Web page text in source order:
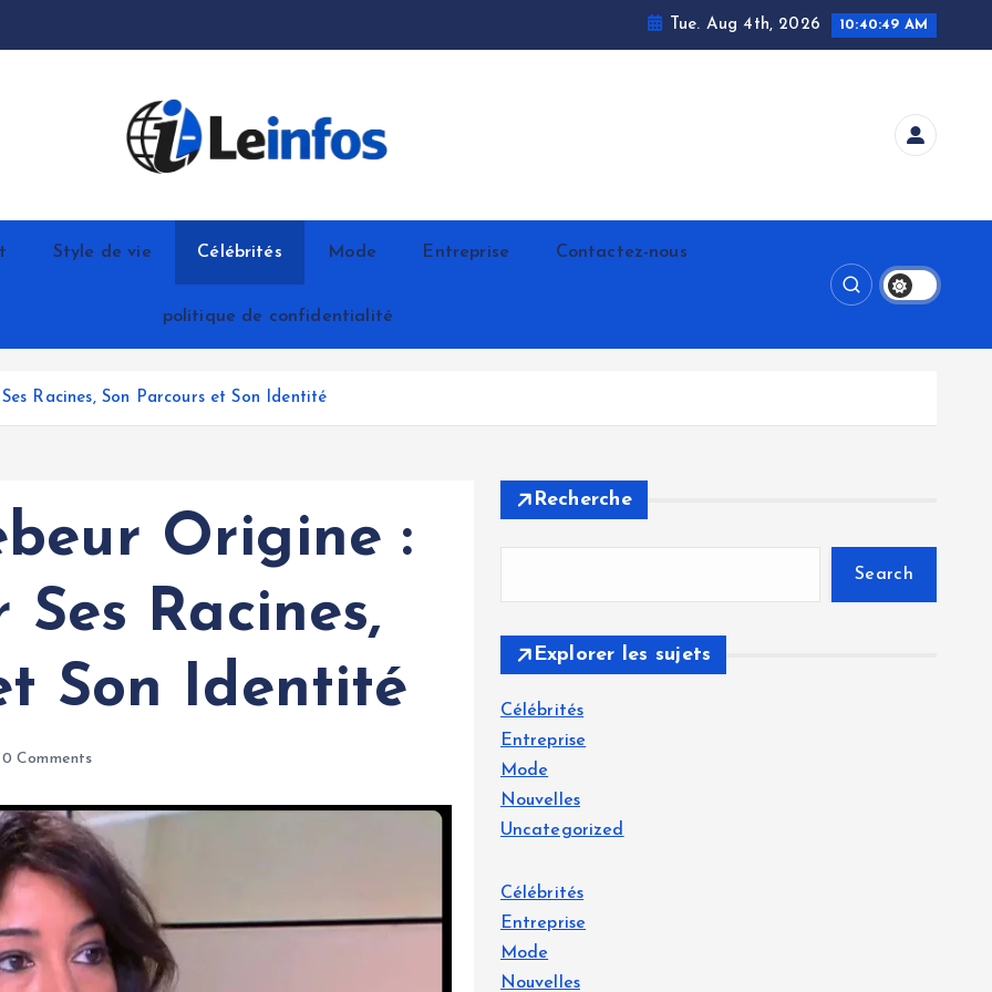
Tue. Aug 4th, 2026 10:40:50 AM
Style de vie Célébrités Mode Entreprise Contactez-nous
politique de confidentialité
Racines, Son Parcours et Son Identité
Origine :
Racines,
Son Identité
0 Comments
Recherche
Search
Explorer les sujets
Célébrités
Entreprise
Mode
Nouvelles
Uncategorized
Célébrités
Entreprise
Mode
Nouvelles